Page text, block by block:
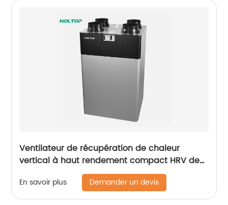
Ventilateur de récupération de chaleur
vertical à haut rendement compact HRV de
la série CFA (250 ~ 350 ~ 500 m3/h)
En savoir plus Demander un devis